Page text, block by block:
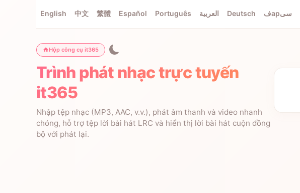
English 中文 繁體 Español Português العربية Deutsch فарسی
Hộp công cụ it365
Trình phát nhạc trực tuyến
it365
Nhập tệp nhạc (MP3, AAC, v.v.), phát âm thanh và video nhanh
chóng, hỗ trợ tệp lời bài hát LRC và hiển thị lời bài hát cuộn đồng
bộ với phát lại.